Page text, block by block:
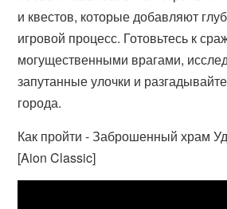
и квестов, которые добавляют
игровой процесс. Готовьтесь к
могущественными врагами,
запутанные улочки и
города.
Как пройти - Заброшенный храм
[Aion Classic]